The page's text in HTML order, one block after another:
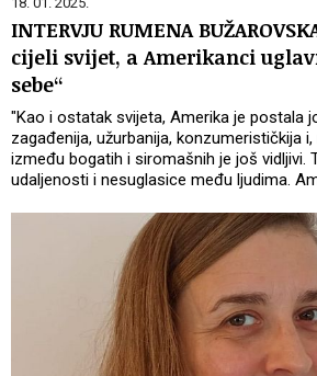
INTERVJU RUMENA
cijeli svijet, a Amerikanci
sebe“
"Kao i ostatak svijeta, Amerika je postala
zagađenija, užurbanija, konzumerističkija
između bogatih i siromašnih je još vidljivi.
udaljenosti i nesuglasice među ljudima.